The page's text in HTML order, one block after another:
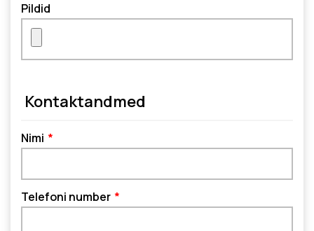
Pildid
Kontaktandmed
Nimi
Telefoni number